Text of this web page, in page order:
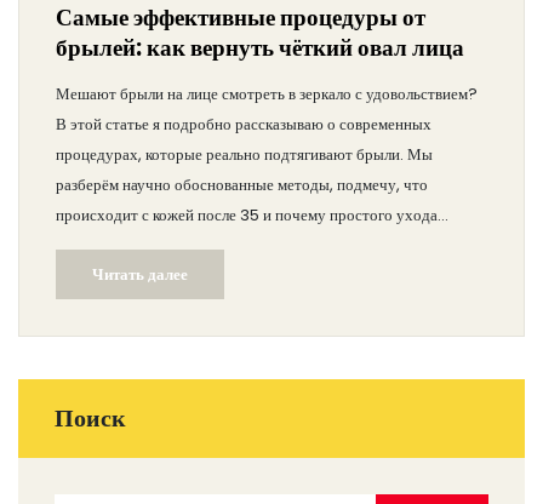
Самые эффективные процедуры от
брылей: как вернуть чёткий овал лица
Мешают брыли на лице смотреть в зеркало с удовольствием?
В этой статье я подробно рассказываю о современных
процедурах, которые реально подтягивают брыли. Мы
разберём научно обоснованные методы, подмечу, что
происходит с кожей после 35 и почему простого ухода
становится мало. Я поделюсь фактами, которые знают только
опытные косметологи, и дам подсказки, какие нюансы важно
учесть при выборе процедуры. Вы узнаете, когда стоит
думать о подтяжении и на каком этапе без салона реально
Читать далее
Поиск